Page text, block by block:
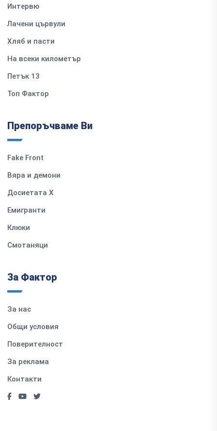
Интервю
Лачени цървули
Хляб и пасти
На всеки километър
Петък 13
Топ Фактор
Препоръчваме Ви
Fake Front
Вяра и демони
Досиетата Х
Емигранти
Клюки
Смотаняци
За Фактор
За нас
Общи условия
Поверителност
За реклама
Контакти